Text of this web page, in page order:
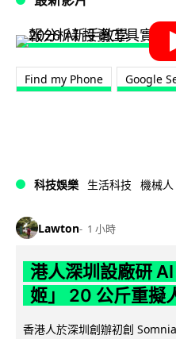
Find my Phone Google
科技娛樂 生活科技 機械人
Lawton 1 小時
港人深圳設廠研
姬」 20 公斤重擬
香港人於深圳創辦初創